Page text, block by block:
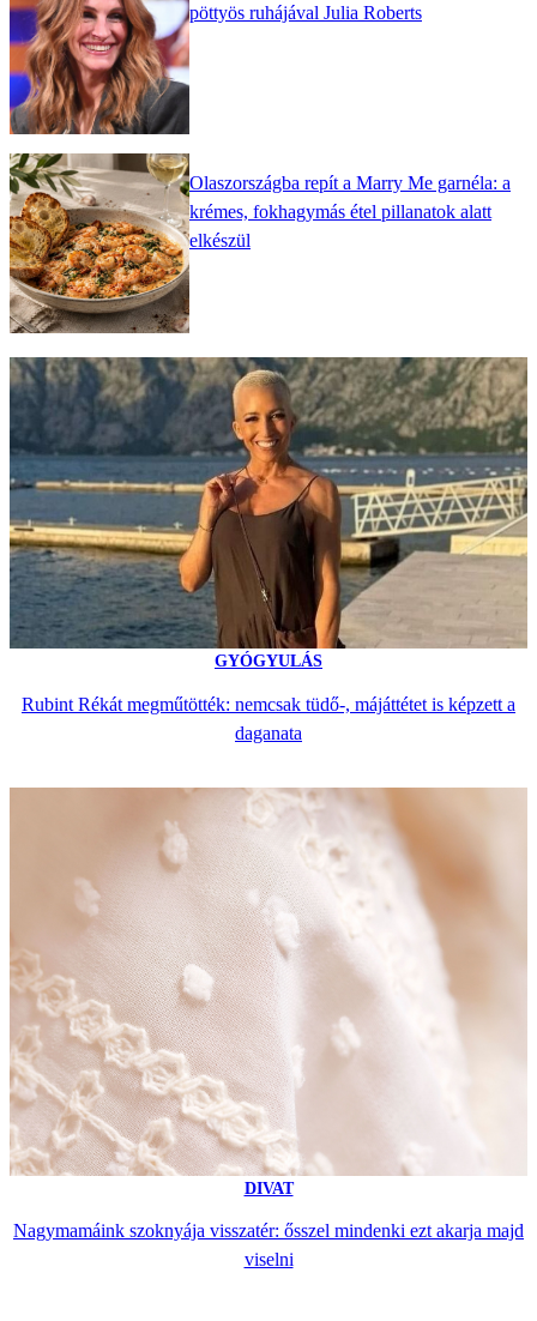
pöttyös ruhájával Julia Roberts
Olaszországba repít a Marry Me garnéla: a
krémes, fokhagymás étel pillanatok alatt
elkészül
GYÓGYULÁS
Rubint Rékát megműtötték: nemcsak tüdő-, májáttétet is képzett a
daganata
DIVAT
Nagymamáink szoknyája visszatér: ősszel mindenki ezt akarja majd
viselni